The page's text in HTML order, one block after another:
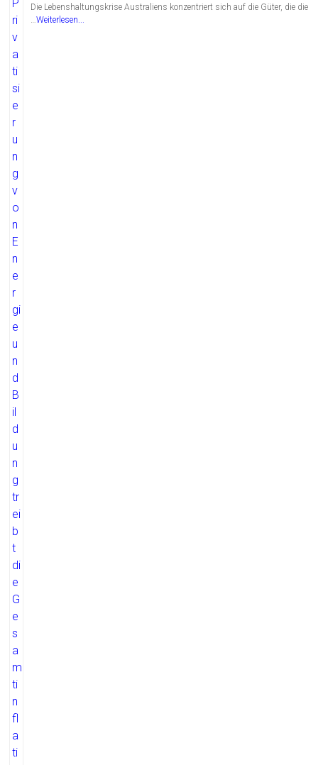
Die Lebenshaltungskrise Australiens konzentriert sich auf die Güter, die die
…Weiterlesen...